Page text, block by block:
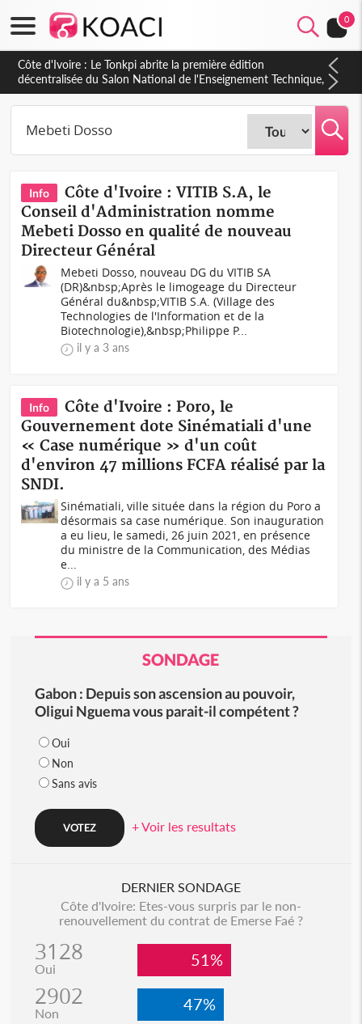
0
Côte d'Ivoire : Le Tonkpi abrite la première édition
décentralisée du Salon National de l'Enseignement Technique,
une belle opportunité pour la jeunesse
Info
Côte d'Ivoire : VITIB S.A, le
Conseil d'Administration nomme
Mebeti Dosso en qualité de nouveau
Directeur Général
Mebeti Dosso, nouveau DG du VITIB SA
(DR)&nbsp;Après le limogeage du Directeur
Général du&nbsp;VITIB S.A. (Village des
Technologies de l'Information et de la
Biotechnologie),&nbsp;Philippe P...
il y a 3 ans
Info
Côte d'Ivoire : Poro, le
Gouvernement dote Sinématiali d'une
« Case numérique » d'un coût
d'environ 47 millions FCFA réalisé par la
SNDI.
Sinématiali, ville située dans la région du Poro a
désormais sa case numérique. Son inauguration
a eu lieu, le samedi, 26 juin 2021, en présence
du ministre de la Communication, des Médias
e...
il y a 5 ans
SONDAGE
Gabon : Depuis son ascension au pouvoir,
Oligui Nguema vous parait-il compétent ?
Oui
Non
Sans avis
+ Voir les resultats
DERNIER SONDAGE
Côte d'Ivoire: Etes-vous surpris par le non-
renouvellement du contrat de Emerse Faé ?
3128
Oui 51%
2902
Non 47%